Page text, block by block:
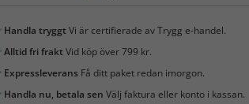
Handla tryggtVi är certifierade av Trygg e-handel.
Alltid fri fraktVid köp över 799 kr.
ExpressleveransFå ditt paket redan imorgon.
Handla nu, betala sen Välj faktura eller konto i kassan.